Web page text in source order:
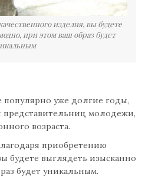
изделия, вы будете
при этом ваш образ будет
популярно уже долгие годы,
представительниц молодежи,
возраста.
приобретению
будете выглядеть изысканно
будет уникальным.